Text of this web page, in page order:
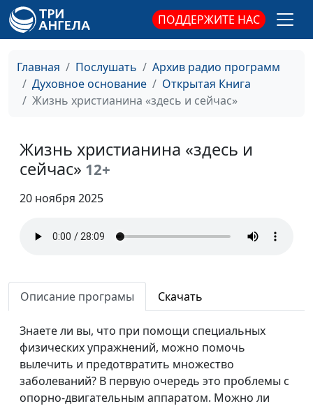
ПОДДЕРЖИТЕ НАС
Главная Послушать
Архив радио программ
Духовное основание
Открытая Книга
Жизнь христианина «здесь и сейчас»
Жизнь христианина «здесь и
сейчас» 12+
20 ноября 2025
Описание програмы Скачать
Знаете ли вы, что при помощи специальных
физических упражнений, можно помочь
вылечить и предотвратить множество
заболеваний? В первую очередь это проблемы с
опорно-двигательным аппаратом. Можно ли
Воскресение мёртвых: что
говорит Библия
Юлия Синицына,
Михаил Лазарь,
магистр богословия
По образу и подобию Бога:
Юлия Синицына,
магистр богословия
Крещение и жизнь в церкви
Как помочь взрастить веру
Юлия Синицына,
«Жатвы много, делателей
Юлия Синицына,
священнослужитель
Жатва в Библии: значения и
смыслы
Юлия Синицына,
Сергей Долматов,
священнослужитель